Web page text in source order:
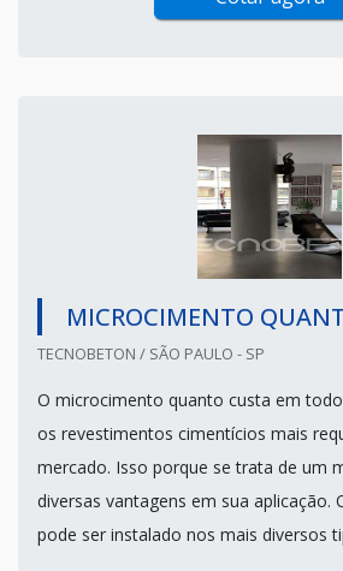
MICROCIMENTO
TECNOBETON / SÃO PAULO - SP
O microcimento quanto custa em
os revestimentos cimentícios mais
mercado. Isso porque se trata de um
diversas vantagens em sua aplicação.
pode ser instalado nos mais diversos